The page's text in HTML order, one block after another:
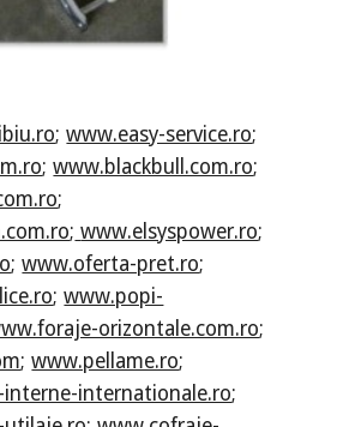
;www.easy-service.ro;
;www.blackbull.com.ro;
;
; www.elsyspower.ro;
;www.oferta-pret.ro;
;www.popi-
orizontale.com.ro;
;www.pellame.ro;
internationale.ro;